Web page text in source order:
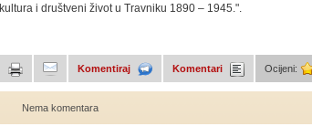
kultura i društveni život u Travniku 1890 – 1945.".
Komentiraj Komentari Ocijeni:
Nema komentara